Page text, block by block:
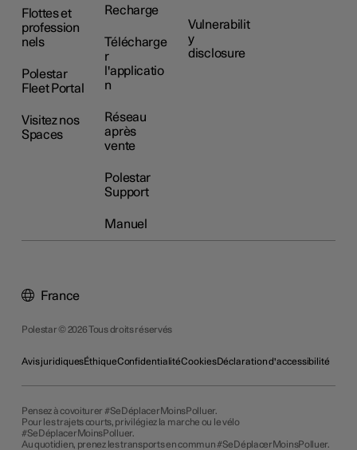
Flottes et
profession
nels
Polestar
Fleet Portal
Visitez nos
Spaces
Recharge
Télécharge
r
l'applicatio
n
Réseau
après
vente
Polestar
Support
Manuel
Vulnerabilit
y
disclosure
Polestar © 2026 Tous droits réservés
Avis juridiquesÉthiqueConfidentialitéCookiesDéclaration d'accessibilité
France
Pensez à covoiturer #SeDéplacerMoinsPolluer.
Pour les trajets courts, privilégiez la marche ou le vélo
#SeDéplacerMoinsPolluer.
Au quotidien, prenez les transports en commun #SeDéplacerMoinsPolluer.